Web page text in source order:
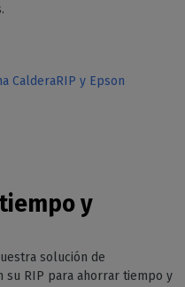
CalderaRIP y Epson
y
solución de
RIP para ahorrar tiempo y